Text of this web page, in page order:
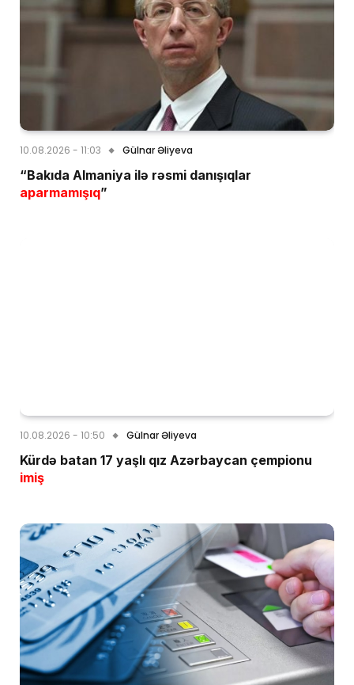
10.08.2026 - 11:03 Gülnar Əliyeva
“Bakıda Almaniya ilə rəsmi danışıqlar
aparmamışıq”
10.08.2026 - 10:50 Gülnar Əliyeva
Kürdə batan 17 yaşlı qız Azərbaycan çempionu
imiş